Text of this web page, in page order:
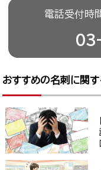
電話受付時
おすすめの名刺に関